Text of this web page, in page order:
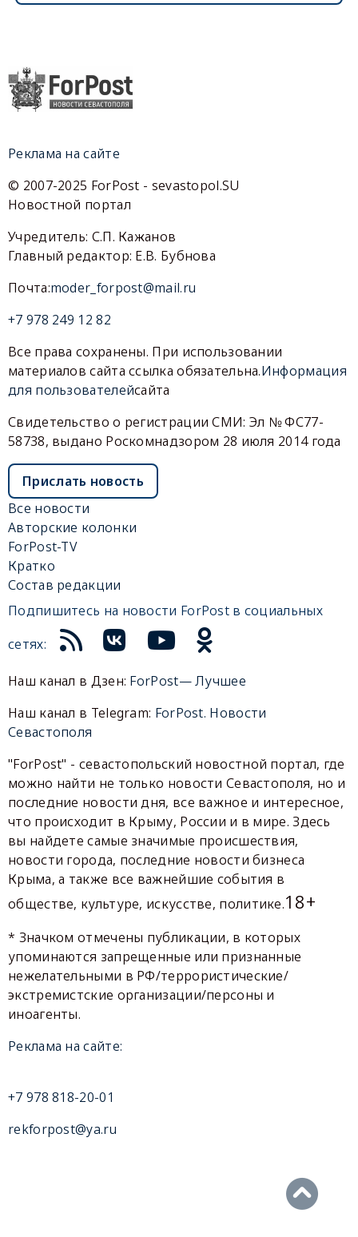
Реклама на сайте
© 2007-2025 ForPost - sevastopol.SU
Новостной портал
Учредитель: С.П. Кажанов
Главный редактор: Е.В. Бубнова
Почта:moder_forpost@mail.ru
+7 978 249 12 82
Все права сохранены. При использовании
материалов сайта ссылка обязательна.Информация
для пользователейсайта
Свидетельство о регистрации СМИ: Эл № ФС77-
58738, выдано Роскомнадзором 28 июля 2014 года
Прислать новость
Все новости
Авторские колонки
ForPost-TV
Кратко
Состав редакции
Подпишитесь на новости ForPost в социальных
сетях:
Наш канал в Дзен: ForPost— Лучшее
Наш канал в Telegram: ForPost. Новости
Севастополя
"ForPost" - севастопольский новостной портал, где
можно найти не только новости Севастополя, но и
последние новости дня, все важное и интересное,
что происходит в Крыму, России и в мире. Здесь
вы найдете самые значимые происшествия,
новости города, последние новости бизнеса
Крыма, а также все важнейшие события в
обществе, культуре, искусстве, политике.18+
* Значком отмечены публикации, в которых
упоминаются запрещенные или признанные
нежелательными в РФ/террористические/
экстремистские организации/персоны и
иноагенты.
Реклама на сайте:
+7 978 818-20-01
rekforpost@ya.ru